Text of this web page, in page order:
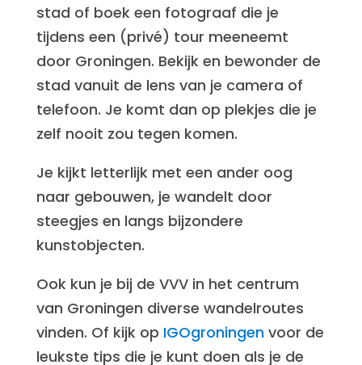
stad of boek een fotograaf die je
tijdens een (privé) tour meeneemt
door Groningen. Bekijk en bewonder de
stad vanuit de lens van je camera of
telefoon. Je komt dan op plekjes die je
zelf nooit zou tegen komen.
Je kijkt letterlijk met een ander oog
naar gebouwen, je wandelt door
steegjes en langs bijzondere
kunstobjecten.
Ook kun je bij de VVV in het centrum
van Groningen diverse wandelroutes
vinden. Of kijk op IGOgroningenvoor de
leukste tips die je kunt doen als je de